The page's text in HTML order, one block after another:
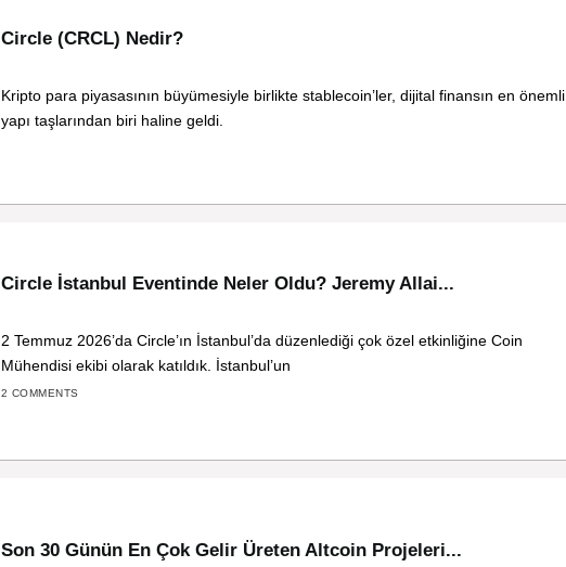
Circle (CRCL) Nedir?
Kripto para piyasasının büyümesiyle birlikte stablecoin’ler, dijital finansın en önemli
yapı taşlarından biri haline geldi.
Circle İstanbul Eventinde Neler Oldu? Jeremy Allai...
2 Temmuz 2026’da Circle’ın İstanbul’da düzenlediği çok özel etkinliğine Coin
Mühendisi ekibi olarak katıldık. İstanbul’un
2 COMMENTS
Son 30 Günün En Çok Gelir Üreten Altcoin Projeleri...